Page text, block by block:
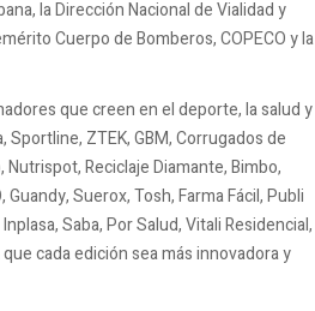
la Dirección Nacional de Vialidad y
Cuerpo de Bomberos, COPECO y la
que creen en el deporte, la salud y
ZTEK, GBM, Corrugados de
Nutrispot, Reciclaje Diamante, Bimbo,
Suerox, Tosh, Farma Fácil, Publi
Saba, Por Salud, Vitali Residencial,
cada edición sea más innovadora y